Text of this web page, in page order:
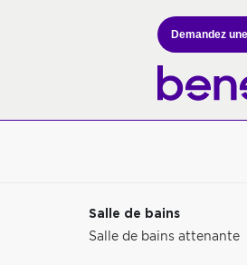
Demandez
Salle de bains
Salle de bains attenante